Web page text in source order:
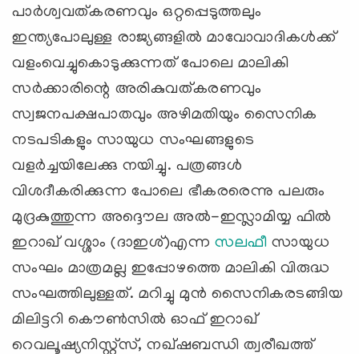
പാര്‍ശ്വവത്കരണവും ഒറ്റപ്പെടുത്തലും
ഇന്ത്യപോലുള്ള രാജ്യങ്ങളില്‍ മാവോവാദികള്‍ക്ക്
വളംവെച്ചുകൊടുക്കുന്നത് പോലെ മാലികി
സര്‍ക്കാരിന്റെ അരികുവത്കരണവും
സ്വജനപക്ഷപാതവും അഴിമതിയും സൈനിക
നടപടികളും സായുധ സംഘങ്ങളുടെ
വളര്‍ച്ചയിലേക്കു നയിച്ചു. പത്രങ്ങള്‍
വിശദീകരിക്കുന്ന പോലെ ഭീകരരെന്നു പലരും
മുദ്രകുത്തുന്ന അദ്ദൌല അല്‍-ഇസ്ലാമിയ്യ ഫില്‍
ഇറാഖ്‌ വശ്ശാം (ദാഇശ്)എന്ന സലഫീ സായുധ
സംഘം മാത്രമല്ല ഇപ്പോഴത്തെ മാലികി വിരുദ്ധ
സംഘത്തിലുള്ളത്‌. മറിച്ചു മുന്‍ സൈനികരടങ്ങിയ
മിലിട്ടറി കൌണ്‍സില്‍ ഓഫ് ഇറാഖ്
റെവലൂഷ്യനിസ്റ്റ്സ്, നഖ്‌ഷബന്ധി ത്വരീഖത്ത്